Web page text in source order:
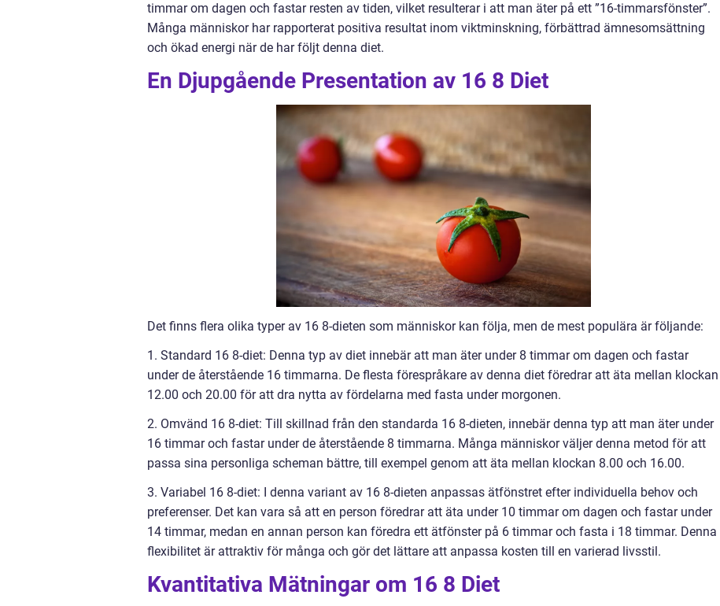
timmar om dagen och fastar resten av tiden, vilket resulterar i att man äter på ett ”16-timmarsfönster”.
Många människor har rapporterat positiva resultat inom viktminskning, förbättrad ämnesomsättning
och ökad energi när de har följt denna diet.
En Djupgående Presentation av 16 8 Diet
Det finns flera olika typer av 16 8-dieten som människor kan följa, men de mest populära är följande:
1. Standard 16 8-diet: Denna typ av diet innebär att man äter under 8 timmar om dagen och fastar
under de återstående 16 timmarna. De flesta förespråkare av denna diet föredrar att äta mellan klockan
12.00 och 20.00 för att dra nytta av fördelarna med fasta under morgonen.
2. Omvänd 16 8-diet: Till skillnad från den standarda 16 8-dieten, innebär denna typ att man äter under
16 timmar och fastar under de återstående 8 timmarna. Många människor väljer denna metod för att
passa sina personliga scheman bättre, till exempel genom att äta mellan klockan 8.00 och 16.00.
3. Variabel 16 8-diet: I denna variant av 16 8-dieten anpassas ätfönstret efter individuella behov och
preferenser. Det kan vara så att en person föredrar att äta under 10 timmar om dagen och fastar under
14 timmar, medan en annan person kan föredra ett ätfönster på 6 timmar och fasta i 18 timmar. Denna
flexibilitet är attraktiv för många och gör det lättare att anpassa kosten till en varierad livsstil.
Kvantitativa Mätningar om 16 8 Diet